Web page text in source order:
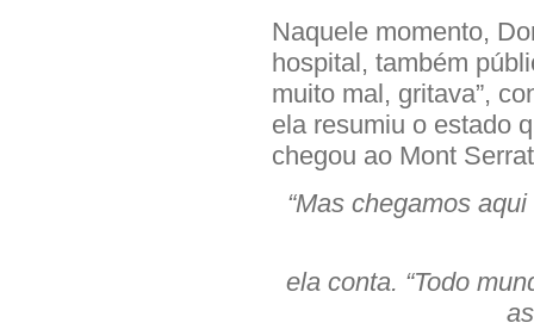
Naquele momento,
hospital, também
muito mal, gritava”,
ela resumiu o estado
chegou ao Mont
“Mas chegamos
ela conta. “Todo